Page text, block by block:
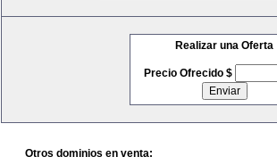
Realizar una Oferta
Precio Ofrecido $
Otros dominios en venta: